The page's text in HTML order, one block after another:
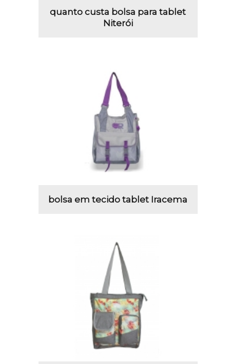
quanto custa bolsa para tablet
Niterói
bolsa em tecido tablet Iracema